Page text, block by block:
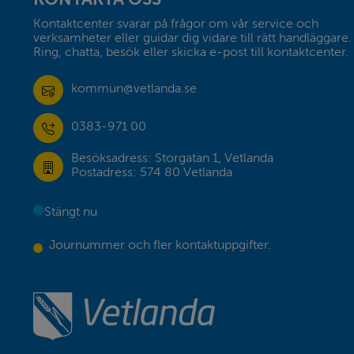
Kontaktcenter svarar på frågor om vår service och
verksamheter eller guidar dig vidare till rätt handläggare.
Ring, chatta, besök eller skicka e-post till kontaktcenter.
kommun@vetlanda.se
0383-971 00
Besöksadress: Storgatan 1, Vetlanda
Postadress: 574 80 Vetlanda
Stängt nu
Journummer och fler kontaktuppgifter.